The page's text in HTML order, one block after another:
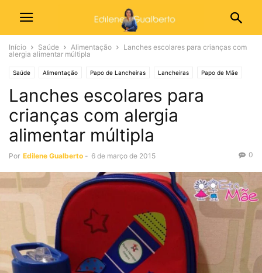
Início Saúde Alimentação
Lanches escolares para crianças com
alergia alimentar múltipla
Saúde Alimentação Papo de Lancheiras Lancheiras Papo de Mãe
Lanches escolares para
crianças com alergia
alimentar múltipla
Por Edilene Gualberto - 6 de março de 2015 0